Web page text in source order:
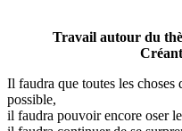
Travail autour du
Il faudra que toutes les choses
possible,
il faudra pouvoir encore oser